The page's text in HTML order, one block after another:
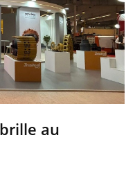
au